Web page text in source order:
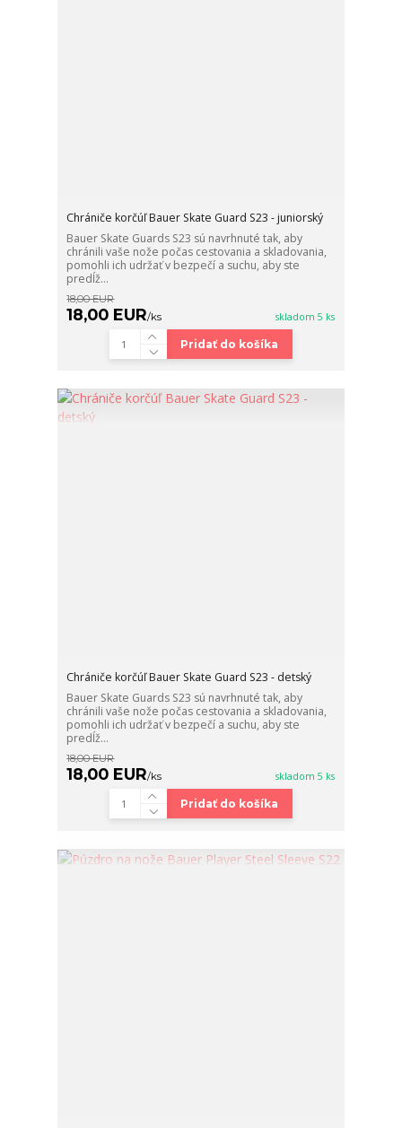
Chrániče korčúľ Bauer Skate Guard S23 - juniorský
Bauer Skate Guards S23 sú navrhnuté tak, aby
chránili vaše nože počas cestovania a skladovania,
pomohli ich udržať v bezpečí a suchu, aby ste
predĺž...
18,00 EUR
18,00 EUR/ks skladom 5 ks
Pridať do košíka
Chrániče korčúľ Bauer Skate Guard S23 - detský
Bauer Skate Guards S23 sú navrhnuté tak, aby
chránili vaše nože počas cestovania a skladovania,
pomohli ich udržať v bezpečí a suchu, aby ste
predĺž...
18,00 EUR
18,00 EUR/ks skladom 5 ks
Pridať do košíka